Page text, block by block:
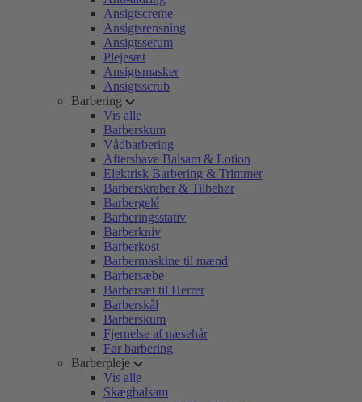
Ansigtscreme
Ansigtsrensning
Ansigtsserum
Plejesæt
Ansigtsmasker
Ansigtsscrub
Barbering
Vis alle
Barberskum
Vådbarbering
Aftershave Balsam & Lotion
Elektrisk Barbering & Trimmer
Barberskraber & Tilbehør
Barbergelé
Barberingsstativ
Barberkniv
Barberkost
Barbermaskine til mænd
Barbersæbe
Barbersæt til Herrer
Barberskål
Barberskum
Fjernelse af næsehår
Før barbering
Barberpleje
Vis alle
Skægbalsam